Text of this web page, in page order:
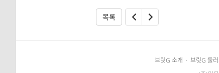
목록
브릿G 소개 · 브릿G 둘러